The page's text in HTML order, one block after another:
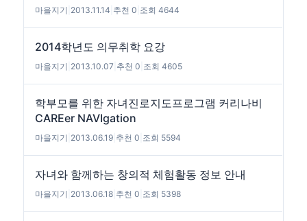
마을지기 2013.11.14 추천 0 조회 4644
2014학년도 의무취학 요강
마을지기 2013.10.07 추천 0 조회 4605
학부모를 위한 자녀진로지도프로그램 커리나비
CAREer NAVIgation
마을지기 2013.06.19 추천 0 조회 5594
자녀와 함께하는 창의적 체험활동 정보 안내
마을지기 2013.06.18 추천 0 조회 5398